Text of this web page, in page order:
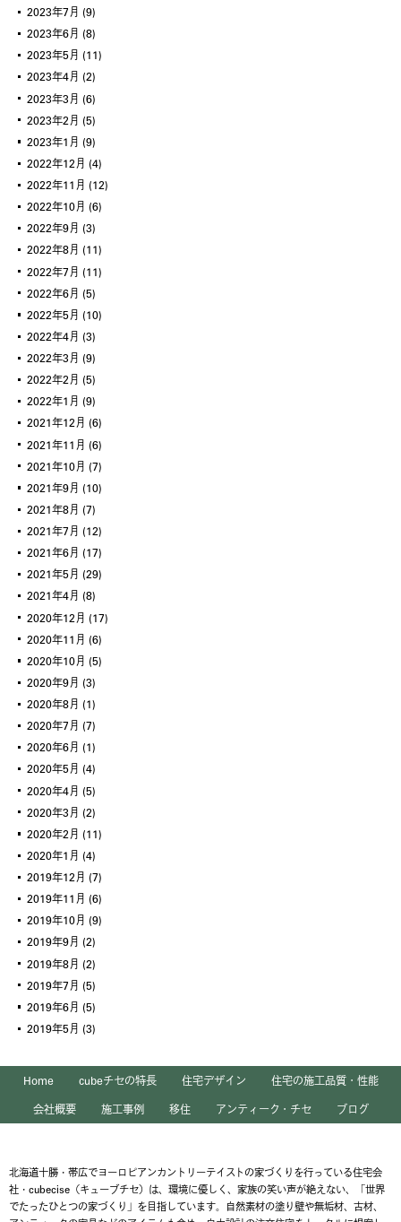
2023年7月 (9)
2023年6月 (8)
2023年5月 (11)
2023年4月 (2)
2023年3月 (6)
2023年2月 (5)
2023年1月 (9)
2022年12月 (4)
2022年11月 (12)
2022年10月 (6)
2022年9月 (3)
2022年8月 (11)
2022年7月 (11)
2022年6月 (5)
2022年5月 (10)
2022年4月 (3)
2022年3月 (9)
2022年2月 (5)
2022年1月 (9)
2021年12月 (6)
2021年11月 (6)
2021年10月 (7)
2021年9月 (10)
2021年8月 (7)
2021年7月 (12)
2021年6月 (17)
2021年5月 (29)
2021年4月 (8)
2020年12月 (17)
2020年11月 (6)
2020年10月 (5)
2020年9月 (3)
2020年8月 (1)
2020年7月 (7)
2020年6月 (1)
2020年5月 (4)
2020年4月 (5)
2020年3月 (2)
2020年2月 (11)
2020年1月 (4)
2019年12月 (7)
2019年11月 (6)
2019年10月 (9)
2019年9月 (2)
2019年8月 (2)
2019年7月 (5)
2019年6月 (5)
2019年5月 (3)
Home cubeチセの特長 住宅デザイン
住宅の施工品質・性能
会社概要
施工事例 移住 アンティーク・チセ ブログ
北海道十勝・帯広でヨーロピアンカントリーテイストの家づくりを行っている住宅会
社・cubecise（キューブチセ）は、環境に優しく、家族の笑い声が絶えない、「世界
でたったひとつの家づくり」を目指しています。自然素材の塗り壁や無垢材、古材、